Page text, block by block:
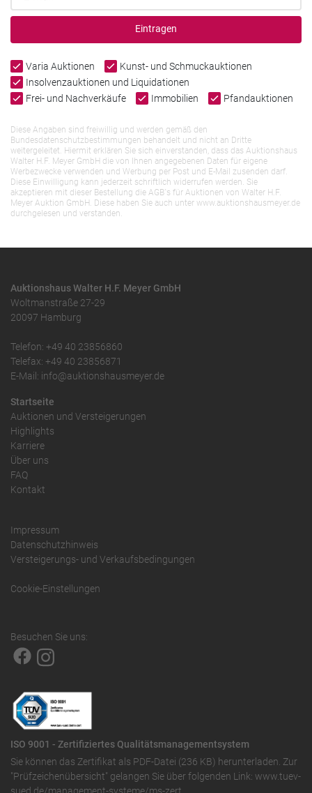
Eintragen
Varia Auktionen
Kunst- und Schmuckauktionen
Insolvenzauktionen und Liquidationen
Frei- und Nachverkäufe
Immobilien Pfandauktionen
Diese Angaben sind freiwillig und werden gemäß den
Bundesdatenschutzbestimmungen behandelt und nicht an Dritte
weitergeleitet. Hiermit erklären Sie sich einverstanden, dass das Auktionshaus
Walter H.F. Meyer GmbH die von Ihnen angegebenen Daten für eigene
Werbezwecke verwenden und Werbung per Post und E-Mail zusenden darf.
Diese Einwilligung kann jederzeit schriftlich widerrufen werden. Sie
akzeptieren mit dieser Bestellung die AGB`s für Auktionen von Walter H.F.
Meyer Auktion GmbH. Diese haben Sie auch unter www.auktionshausmeyer.de
durchgelesen und verstanden.
Auktionshaus Walter H.F. Meyer GmbH
Woltmanstraße 27-29
20097 Hamburg
Telefon: +49 40 23856860
Telefax: +49 40 23856871
E-Mail: info@auktionshausmeyer.de
Startseite
Auktionen und Versteigerungen
Highlights
Karriere
Über uns
FAQ
Kontakt
Impressum
Datenschutzhinweis
Versteigerungs- und Verkaufsbedingungen
Cookie-Einstellungen
Besuchen Sie uns:
ISO 9001 - Zertifiziertes Qualitätsmanagementsystem
Sie können das Zertifikat als PDF-Datei (236 KB) herunterladen. Zur
"Prüfzeichenübersicht" gelangen Sie über folgenden Link: www.tuev-